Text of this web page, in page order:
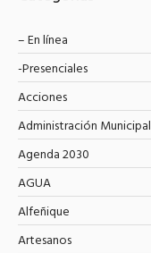
– En línea
-Presenciales
Acciones
Administración Municipal
Agenda 2030
AGUA
Alfeñique
Artesanos